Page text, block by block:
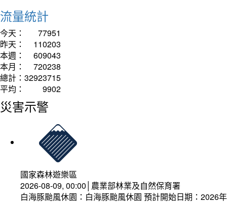
流量統計
今天：
77951
昨天：
110203
本週：
609043
本月：
720238
總計： 32923715
平均：
9902
災害示警
國家森林遊樂區
2026-08-09, 00:00│農業部林業及自然保育署
白海豚颱風休園：白海豚颱風休園 預計開始日期：2026